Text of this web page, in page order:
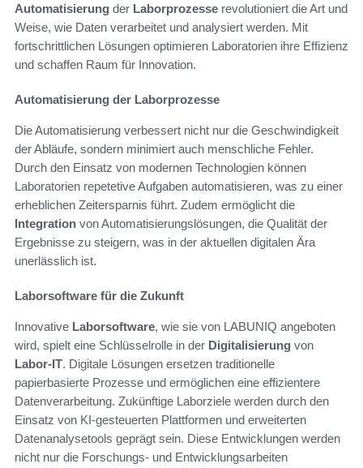
Automatisierung der Laborprozesse revolutioniert die Art und
Weise, wie Daten verarbeitet und analysiert werden. Mit
fortschrittlichen Lösungen optimieren Laboratorien ihre Effizienz
und schaffen Raum für Innovation.
Automatisierung der Laborprozesse
Die Automatisierung verbessert nicht nur die Geschwindigkeit
der Abläufe, sondern minimiert auch menschliche Fehler.
Durch den Einsatz von modernen Technologien können
Laboratorien repetetive Aufgaben automatisieren, was zu einer
erheblichen Zeitersparnis führt. Zudem ermöglicht die
Integration von Automatisierungslösungen, die Qualität der
Ergebnisse zu steigern, was in der aktuellen digitalen Ära
unerlässlich ist.
Laborsoftware für die Zukunft
Innovative Laborsoftware, wie sie von LABUNIQ angeboten
wird, spielt eine Schlüsselrolle in der Digitalisierung von
Labor-IT. Digitale Lösungen ersetzen traditionelle
papierbasierte Prozesse und ermöglichen eine effizientere
Datenverarbeitung. Zukünftige Laborziele werden durch den
Einsatz von KI-gesteuerten Plattformen und erweiterten
Datenanalysetools geprägt sein. Diese Entwicklungen werden
nicht nur die Forschungs- und Entwicklungsarbeiten